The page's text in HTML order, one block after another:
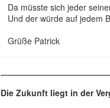
Da müsste sich jeder
Und der würde auf jedem
Grüße Patrick
Die Zukunft liegt in der